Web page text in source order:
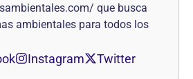
que busca
ambientales para todos los
Instagram Twitter